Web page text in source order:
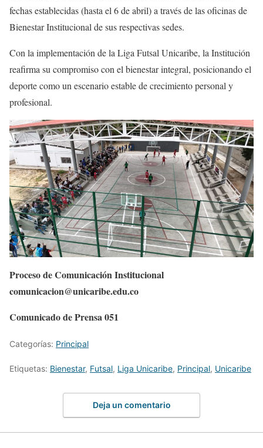
fechas establecidas (hasta el 6 de abril) a través de las oficinas de
Bienestar Institucional de sus respectivas sedes.
Con la implementación de la Liga Futsal Unicaribe, la Institución
reafirma su compromiso con el bienestar integral, posicionando el
deporte como un escenario estable de crecimiento personal y
profesional.
Proceso de Comunicación Institucional
comunicacion@unicaribe.edu.co
Comunicado de Prensa 051
Categorías: Principal
Etiquetas: Bienestar, Futsal, Liga Unicaribe, Principal, Unicaribe
Deja un comentario